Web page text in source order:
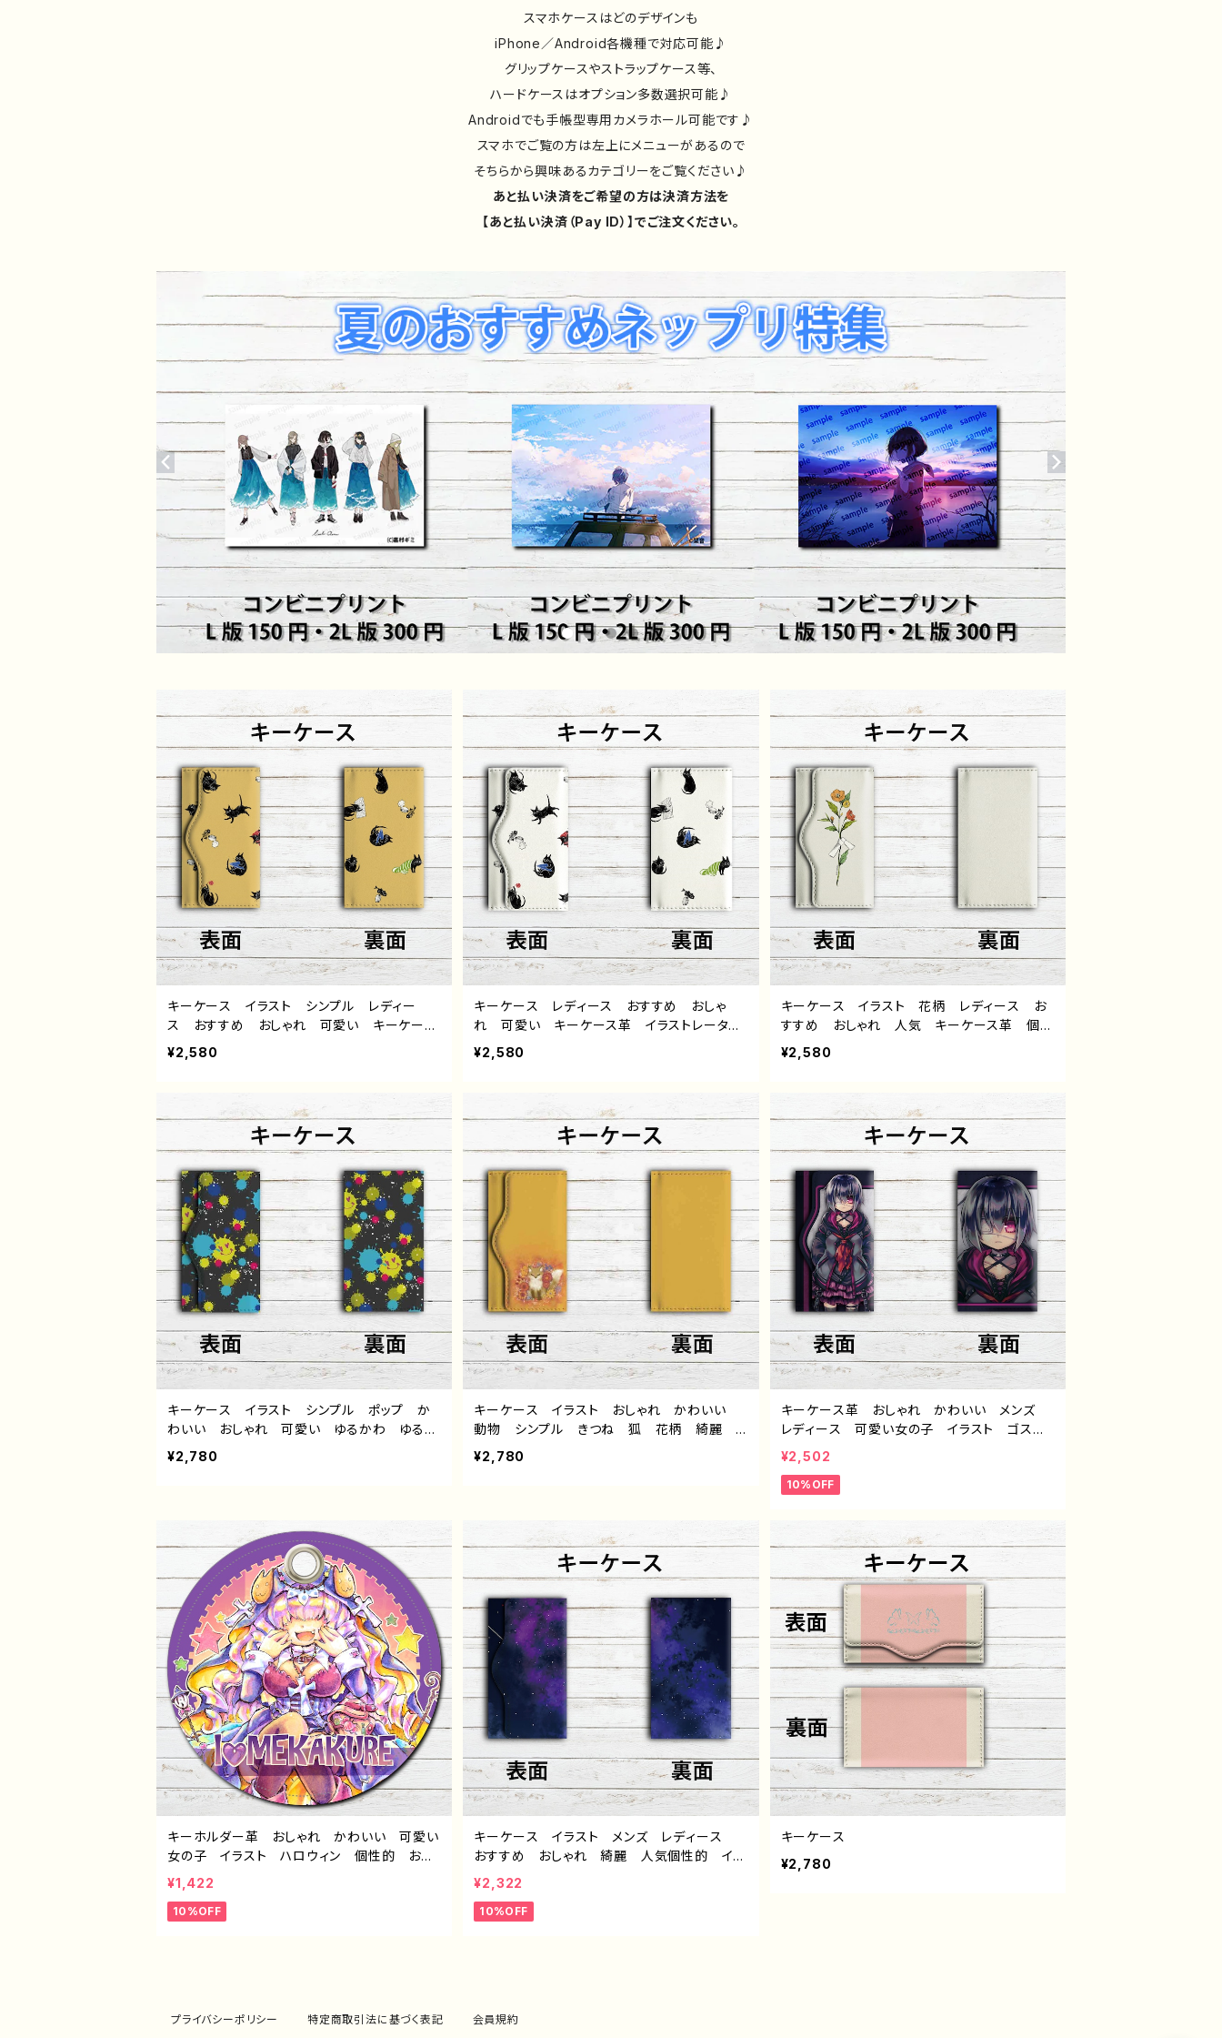
スマホケースはどのデザインも
iPhone／Android各機種で対応可能♪
グリップケースやストラップケース等、
ハードケースはオプション多数選択可能♪
Androidでも手帳型専用カメラホール可能です♪
スマホでご覧の方は左上にメニューがあるので
そちらから興味あるカテゴリーをご覧ください♪
あと払い決済をご希望の方は決済方法を
【あと払い決済（Pay ID）】でご注文ください。
キーケース イラスト シンプル レディー
ス おすすめ おしゃれ 可愛い キーケース
革 人気 イラストレーター 絵師 クリエイ
ター タイトル：くろねこ日和（黄） 作：嘉村ギ
¥2,580
キーケース レディース おすすめ おしゃ
れ 可愛い キーケース革 イラストレータ
ー 絵師 タイトル：くろねこ日和（白） 作：嘉
村ギミ
¥2,580
キーケース イラスト 花柄 レディース お
すすめ おしゃれ 人気 キーケース革 個性
的 クリエイター イラストレーター 絵師
タイトル：結び文 作：嘉村ギミ
¥2,580
キーケース イラスト シンプル ポップ か
わいい おしゃれ 可愛い ゆるかわ ゆる
い レディース メンズ 個性的 おすすめ
人気 イラストレーター クリエイター 絵
¥2,780
キーケース イラスト おしゃれ かわいい
動物 シンプル きつね 狐 花柄 綺麗
個性的 おすすめ 人気 イラストレーター
クリエイター 絵師 オリジナル デザイン
¥2,780
キーケース革 おしゃれ かわいい メンズ
レディース 可愛い女の子 イラスト ゴスパ
ン パンク ロック 病みかわ 個性的 おす
すめ 人気 イラストレーター クリエイタ
ー 絵師 オリジナル デザイン グッズ タ
作：白夜ゆう G-6
¥2,502
10%OFF
キーホルダー革 おしゃれ かわいい 可愛い
女の子 イラスト ハロウィン 個性的 おす
すめ 人気 イラストレーター クリエイタ
ー 絵師 オリジナル デザイン グッズ タ
イトル：【月蝕ざっか店】I?MEKAKURE【ハロウィ
¥1,422
10%OFF
キーケース イラスト メンズ レディース
おすすめ おしゃれ 綺麗 人気個性的 イラ
ストレーター クリエイター 絵師 キーケー
ス革 タイトル：星空 作：んごミック G-6
¥2,322
10%OFF
キーケース
¥2,780
プライバシーポリシー 特定商取引法に基づく表記 会員規約